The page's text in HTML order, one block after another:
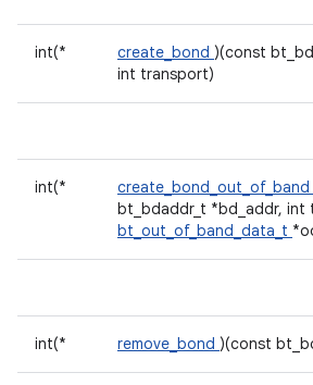
int(* create_bond )(const
int transport)
int(* create_bond_out_of_band
bt_bdaddr_t *bd_addr, int
bt_out_of_band_data_t
int(* remove_bond )(const